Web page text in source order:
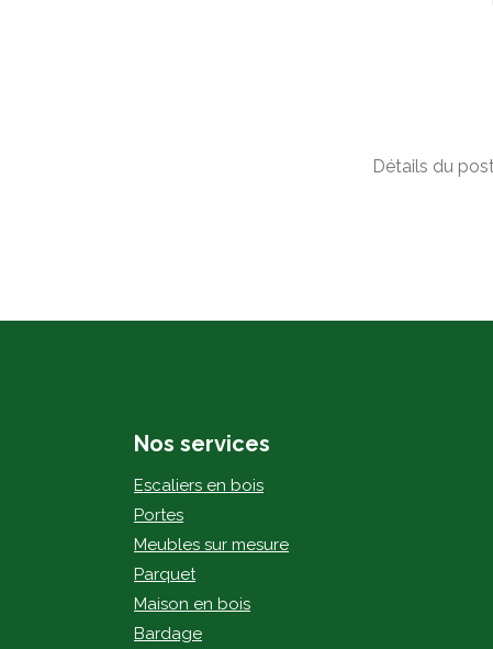
Détails du
Nos services
Escaliers en bois
Portes
Meubles sur mesure
Parquet
Maison en bois
Bardage